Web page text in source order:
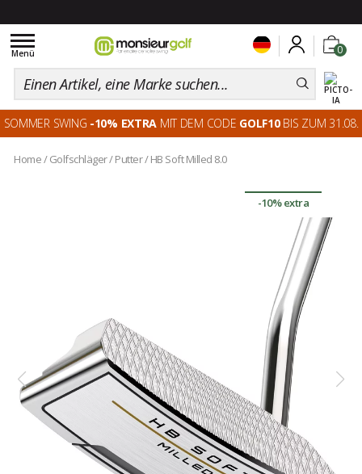
0
Toggle
navigation
Menü
SOMMER SWING -10% EXTRA MIT DEM CODE GOLF10BIS ZUM 31.08.
Home/ Golfschläger/Putter/HB Soft Milled 8.0
-10% extra